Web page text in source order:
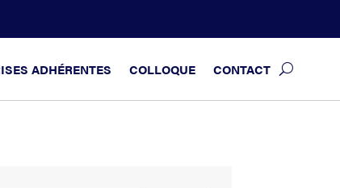
ADHÉRENTES COLLOQUE CONTACT